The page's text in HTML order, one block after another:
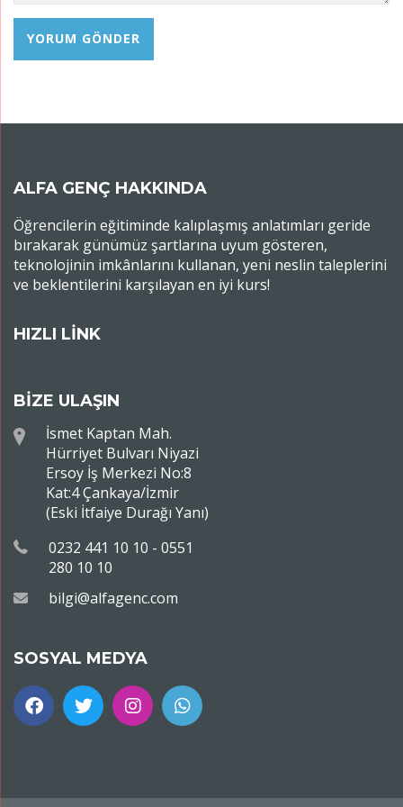
ALFA GENÇ HAKKINDA
Öğrencilerin eğitiminde kalıplaşmış anlatımları geride
bırakarak günümüz şartlarına uyum gösteren,
teknolojinin imkânlarını kullanan, yeni neslin taleplerini
ve beklentilerini karşılayan en iyi kurs!
HIZLI LİNK
BİZE ULAŞIN
İsmet Kaptan Mah.
Hürriyet Bulvarı Niyazi
Ersoy İş Merkezi No:8
Kat:4 Çankaya/İzmir
(Eski İtfaiye Durağı Yanı)
0232 441 10 10 - 0551
280 10 10
bilgi@alfagenc.com
SOSYAL MEDYA